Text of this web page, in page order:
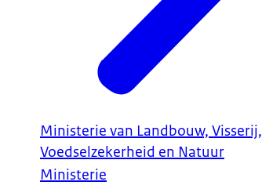
Ministerie van Landbouw, Visserij,
Voedselzekerheid en Natuur
Ministerie